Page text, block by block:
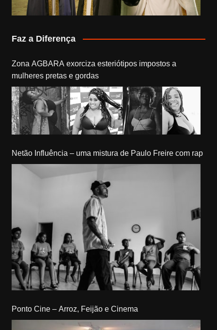
Faz a Diferença
Zona AGBARA exorciza esteriótipos impostos a
mulheres pretas e gordas
Netão Influência – uma mistura de Paulo Freire com rap
Ponto Cine – Arroz, Feijão e Cinema